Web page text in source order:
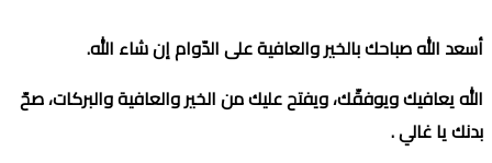
أسعد الله صباحك بالخير والعافية على الدّوام إن شاء الله.
الله يعافيك ويوفقّك، ويفتح عليك من الخير والعافية والبركات، صحّ
بدنك يا غالي.